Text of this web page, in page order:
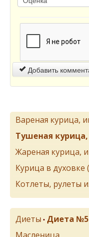
Добавить
Вареная курица,
Тушеная
Жареная курица,
Курица в духовке
Котлеты, рулеты
Диеты • Диета №5
Масленица